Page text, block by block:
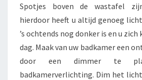
Spotjes boven de wastafel
hierdoor heeft u altijd genoeg
’s ochtends nog donker is en u
dag. Maak van uw badkamer een
door een dimmer te
badkamerverlichting. Dim het